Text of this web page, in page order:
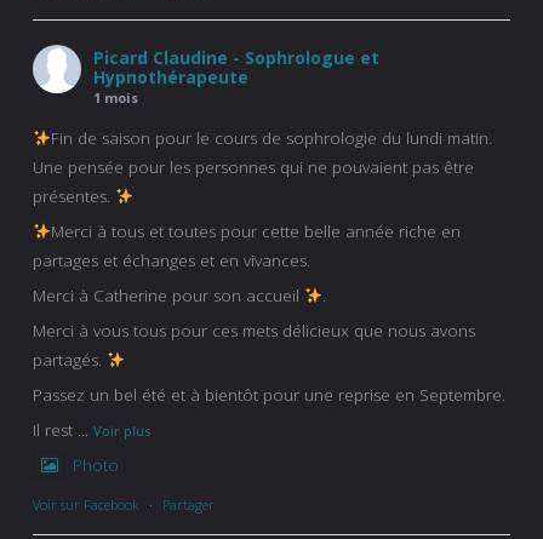
Picard Claudine - Sophrologue et
Hypnothérapeute
1 mois
Fin de saison pour le cours de sophrologie du lundi matin.
Une pensée pour les personnes qui ne pouvaient pas être
présentes.
Merci à tous et toutes pour cette belle année riche en
partages et échanges et en vivances.
Merci à Catherine pour son accueil
.
Merci à vous tous pour ces mets délicieux que nous avons
partagés.
Passez un bel été et à bientôt pour une reprise en Septembre.
Il rest ... Voir plus
Photo
Voir sur Facebook · Partager